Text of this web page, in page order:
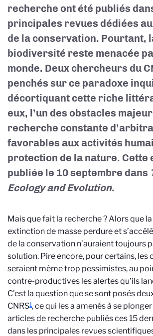
recherche ont été publiés
principales revues dédiées
de la conservation. Pourtant,
biodiversité reste menacée
monde. Deux chercheurs du
penchés sur ce paradoxe
décortiquant cette riche
eux, l’un des obstacles
recherche constante
favorables aux activités
protection de la nature. Cette
publiée le 10 septembre dans
Ecology and Evolution.
Mais que fait la recherche ? Alors que
extinction de masse perdure et
de la conservation n’auraient toujours
solution. Pire encore, pour certains, les
seraient même trop pessimistes, au
contre-productives les alertes qu’ils
C’est la question que se sont posés
CNRS1, ce qui les a amenés à se
articles de recherche publiés ces 15
dans les principales revues